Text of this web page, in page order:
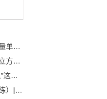
【世界独家】热量单位是怎么换算的（热量单位的单位换算？）
全球新消息丨立方米和立方分米的进率（立方米和立方分米的进率？）
当苏熳回到王必康家，苏熳才知道“选对人”这三个字对苏熳来说就是一个笑话
瑜伽坐位体前屈怎么练（坐位体前屈怎么练）|环球速读